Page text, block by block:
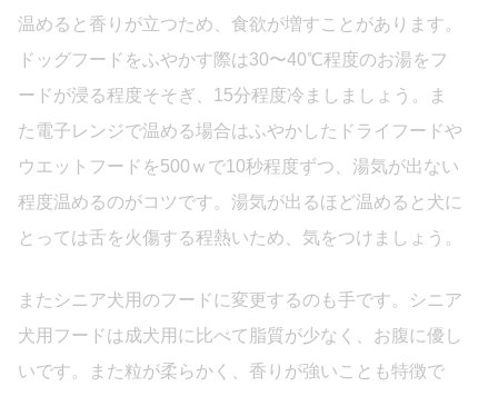
温めると香りが立つため、食欲が増すことがあります。
ドッグフードをふやかす際は30〜40℃程度のお湯をフ
ードが浸る程度そそぎ、15分程度冷ましましょう。ま
た電子レンジで温める場合はふやかしたドライフードや
ウエットフードを500ｗで10秒程度ずつ、湯気が出ない
程度温めるのがコツです。湯気が出るほど温めると犬に
とっては舌を火傷する程熱いため、気をつけましょう。
またシニア犬用のフードに変更するのも手です。シニア
犬用フードは成犬用に比べて脂質が少なく、お腹に優し
いです。また粒が柔らかく、香りが強いことも特徴で